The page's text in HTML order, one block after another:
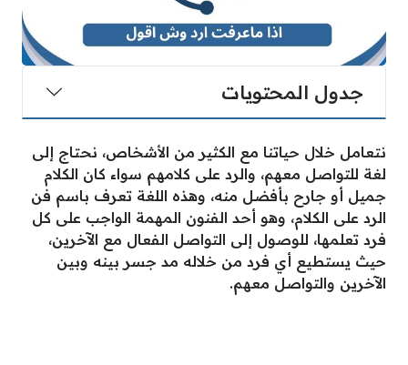
جدول المحتويات
نتعامل خلال حياتنا مع الكثير من الأشخاص، نحتاج إلى
لغة للتواصل معهم، والرد على كلامهم سواء كان الكلام
جميل أو جارح بأفضل منه، وهذه اللغة تعرف باسم فن
الرد على الكلام، وهو أحد الفنون المهمة الواجب على كل
فرد تعلمها، للوصول إلى التواصل الفعال مع الآخرين،
حيث يستطيع أي فرد من خلاله مد جسر بينه وبين
الآخرين والتواصل معهم.